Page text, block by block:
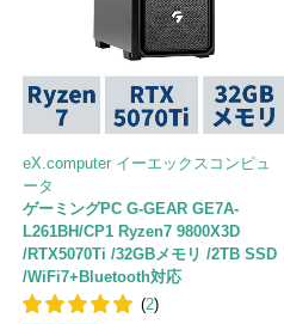
eX.computer イーエックスコンピュ
ータ
ゲーミングPC G-GEAR GE7A-
L261BH/CP1 Ryzen7 9800X3D
/RTX5070Ti /32GBメモリ /2TB SSD
/WiFi7+Bluetooth対応
(2)